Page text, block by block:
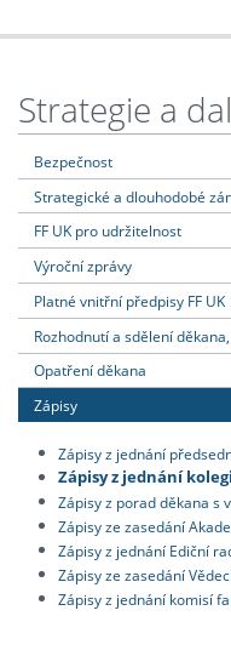
Strategie a
Bezpečnost
Strategické a dlouhodobé
FF UK pro udržitelnost
Výroční zprávy
Platné vnitřní předpisy FF UK
Rozhodnutí a sdělení
Opatření děkana
Zápisy
Zápisy z jednání
Zápisy z jednání
Zápisy z porad děkana s
Zápisy ze zasedání
Zápisy z jednání Ediční
Zápisy ze zasedání
Zápisy z jednání komisí